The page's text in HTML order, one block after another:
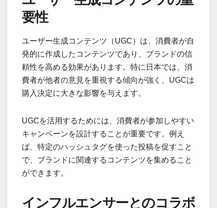
要性
ユーザー生成コンテンツ（UGC）は、消費者が自
発的に作成したコンテンツであり、ブランドの信
頼性を高める効果があります。特に日本では、消
費者が他者の意見を重視する傾向が強く、UGCは
購入決定に大きな影響を与えます。
UGCを活用するためには、消費者が参加しやすい
キャンペーンを設計することが重要です。例え
ば、特定のハッシュタグを使った投稿を促すこと
で、ブランドに関連するコンテンツを集めること
ができます。
インフルエンサーとのコラボ